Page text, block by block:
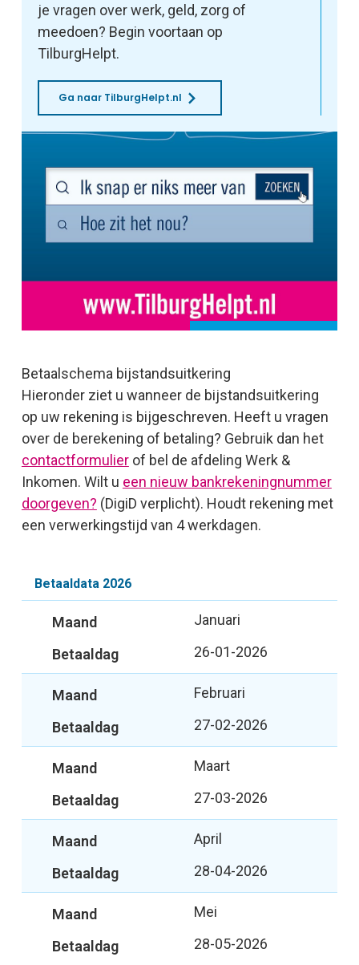
je vragen over werk, geld, zorg of
meedoen? Begin voortaan op
TilburgHelpt.
Ga naar TilburgHelpt.nl
Betaalschema bijstandsuitkering
Hieronder ziet u wanneer de bijstandsuitkering
op uw rekening is bijgeschreven. Heeft u vragen
over de berekening of betaling? Gebruik dan het
contactformulierof bel de afdeling Werk &
Inkomen. Wilt u een nieuw bankrekeningnummer
doorgeven? (DigiD verplicht). Houdt rekening met
een verwerkingstijd van 4 werkdagen.
Betaaldata 2026
Januari
26-01-2026
Februari
27-02-2026
Maart
27-03-2026
April
28-04-2026
Mei
28-05-2026